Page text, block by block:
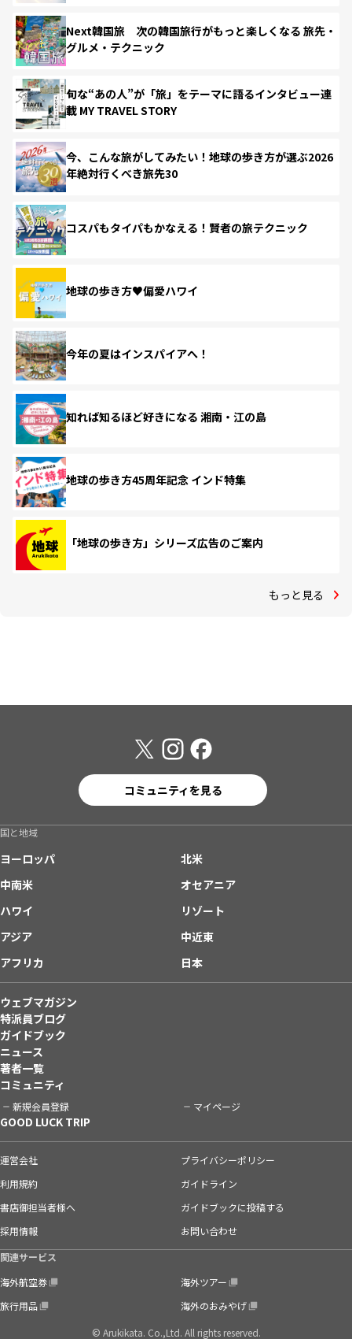
Next韓国旅 次の韓国旅行がもっと楽しくなる 旅先・
グルメ・テクニック
旬な“あの人”が「旅」をテーマに語るインタビュー連
載 MY TRAVEL STORY
今、こんな旅がしてみたい！地球の歩き方が選ぶ2026
年絶対行くべき旅先30
コスパもタイパもかなえる！賢者の旅テクニック
地球の歩き方♥偏愛ハワイ
今年の夏はインスパイアへ！
知れば知るほど好きになる 湘南・江の島
地球の歩き方45周年記念 インド特集
「地球の歩き方」シリーズ広告のご案内
もっと見る
コミュニティを見る
国と地域
ヨーロッパ
北米
中南米
オセアニア
ハワイ
リゾート
アジア
中近東
アフリカ
日本
ウェブマガジン
特派員ブログ
ガイドブック
ニュース
著者一覧
コミュニティ
新規会員登録 マイページ
GOOD LUCK TRIP
運営会社
プライバシーポリシー
利用規約
ガイドライン
書店御担当者様へ
ガイドブックに投稿する
採用情報
お問い合わせ
関連サービス
海外航空券
海外ツアー
旅行用品
海外のおみやげ
© Arukikata. Co.,Ltd. All rights reserved.